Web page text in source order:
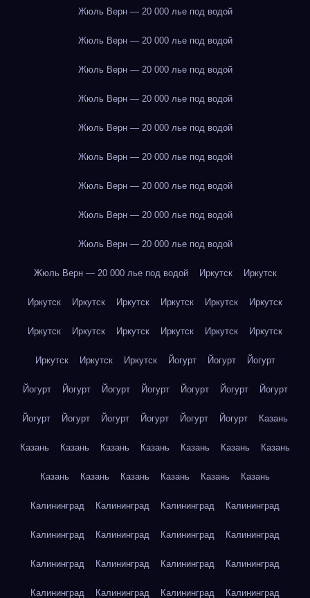
Жюль Верн — 20 000 лье под водой
Жюль Верн — 20 000 лье под водой
Жюль Верн — 20 000 лье под водой
Жюль Верн — 20 000 лье под водой
Жюль Верн — 20 000 лье под водой
Жюль Верн — 20 000 лье под водой
Жюль Верн — 20 000 лье под водой
Жюль Верн — 20 000 лье под водой
Жюль Верн — 20 000 лье под водой
Жюль Верн — 20 000 лье под водой Иркутск Иркутск
Иркутск Иркутск Иркутск Иркутск Иркутск Иркутск
Иркутск Иркутск Иркутск Иркутск Иркутск Иркутск
Иркутск Иркутск Иркутск Йогурт Йогурт Йогурт
Йогурт Йогурт Йогурт Йогурт Йогурт Йогурт Йогурт
Йогурт Йогурт Йогурт Йогурт Йогурт Йогурт Казань
Казань Казань Казань Казань Казань Казань Казань
Казань Казань Казань Казань Казань Казань
Калининград Калининград Калининград Калининград
Калининград Калининград Калининград Калининград
Калининград Калининград Калининград Калининград
Калининград Калининград Калининград Калининград